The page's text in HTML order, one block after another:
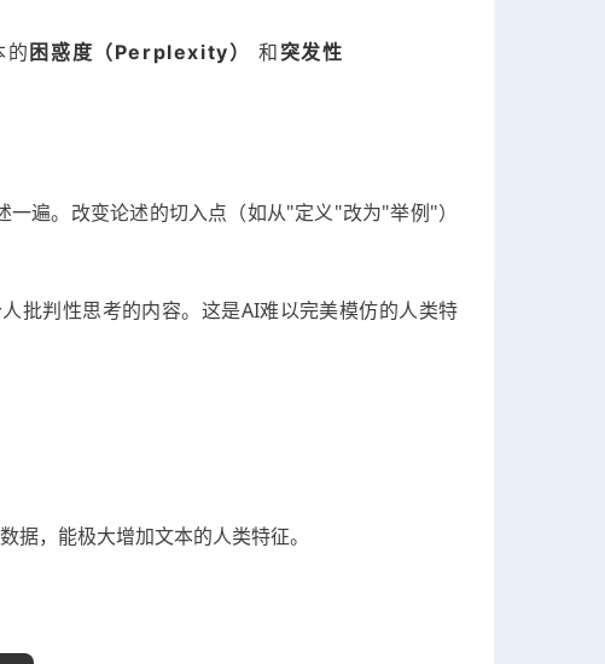
的困惑度（Perplexity） 和 突发性
遍。改变论述的切入点（如从"定义"改为"举例"）
批判性思考的内容。这是AI难以完美模仿的人类特
据，能极大增加文本的人类特征。